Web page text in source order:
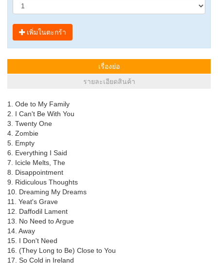
เพิ่มในตะกร้า
เรื่องย่อ
รายละเอียดสินค้า
1. Ode to My Family
2. I Can't Be With You
3. Twenty One
4. Zombie
5. Empty
6. Everything I Said
7. Icicle Melts, The
8. Disappointment
9. Ridiculous Thoughts
10. Dreaming My Dreams
11. Yeat's Grave
12. Daffodil Lament
13. No Need to Argue
14. Away
15. I Don't Need
16. (They Long to Be) Close to You
17. So Cold in Ireland